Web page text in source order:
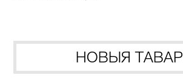
НОВЫЯ